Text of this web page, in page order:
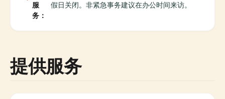
服
务：
假日关闭。非紧急事务建议在办公时间来访。
提供服务